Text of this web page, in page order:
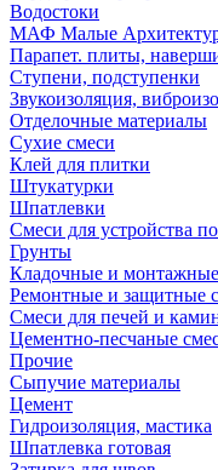
Водостоки
МАФ Малые
Парапет. плиты,
Ступени, подступенки
Звукоизоляция,
Отделочные материалы
Сухие смеси
Клей для плитки
Штукатурки
Шпатлевки
Смеси для устройства
Грунты
Кладочные и
Ремонтные и защитные
Смеси для печей и
Цементно-песчаные
Прочие
Сыпучие материалы
Цемент
Гидроизоляция, мастика
Шпатлевка готовая